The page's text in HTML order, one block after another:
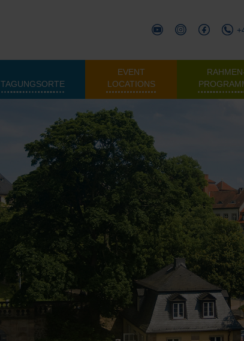
TAGUNGSORTE
EVENT
LOCATIONS